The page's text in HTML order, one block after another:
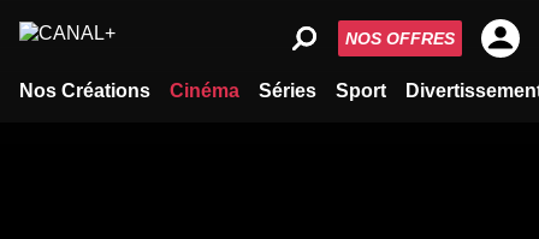
Nos Créations Cinéma Séries Sport
NOS OFFRES